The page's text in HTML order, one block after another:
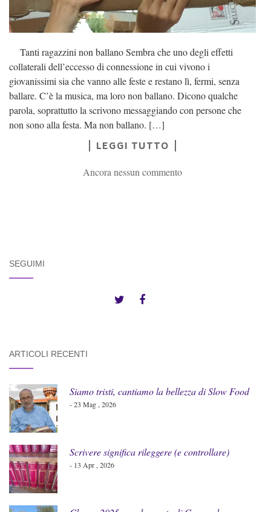
Tanti ragazzini non ballano Sembra che uno degli effetti
collaterali dell’eccesso di connessione in cui vivono i
giovanissimi sia che vanno alle feste e restano lì, fermi, senza
ballare. C’è la musica, ma loro non ballano. Dicono qualche
parola, soprattutto la scrivono messaggiando con persone che
non sono alla festa. Ma non ballano. […]
LEGGI TUTTO
Ancora nessun commento
SEGUIMI
ARTICOLI RECENTI
Siamo tristi, cantiamo la bellezza di Slow Food
- 23 Mag , 2026
Scrivere significa rileggere (e controllare)
- 13 Apr , 2026